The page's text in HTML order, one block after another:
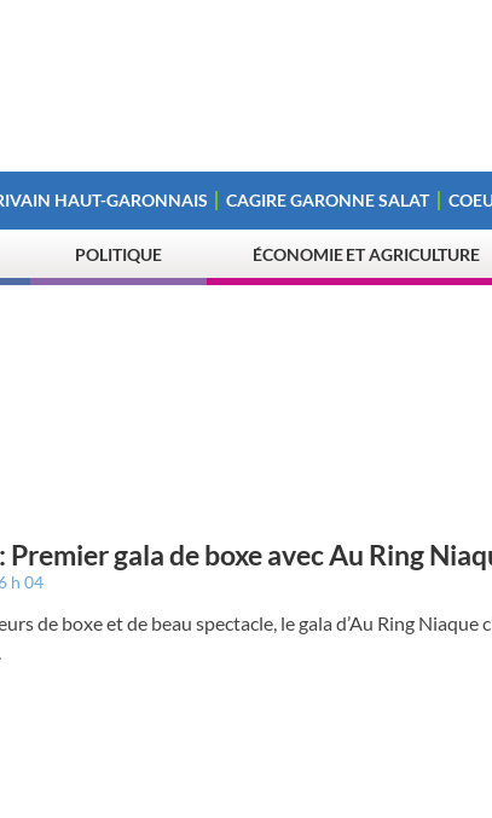
HAUT-GARONNAIS CAGIRE GARONNE SALAT
POLITIQUE ÉCONOMIE ET AGRICULTURE
Premier gala de boxe avec Au Ring
h 04
de boxe et de beau spectacle, le gala d’Au Ring Niaque